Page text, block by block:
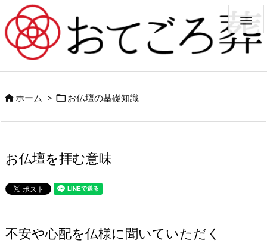

ホーム > お仏壇の基礎知識
お仏壇を拝む意味
不安や心配を仏様に聞いていただく